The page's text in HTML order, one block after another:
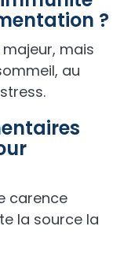
?
majeur, mais
au
carence
la source la